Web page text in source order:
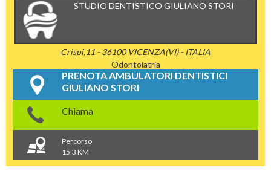
STUDIO DENTISTICO GIULIANO STORI
Crispi,11 - 36100 VICENZA(VI) - ITALIA
Odontoiatria
PRENOTA AMBULATORI DENTISTICI
GIULIANO STORI
Chiama
Percorso
15,3 KM